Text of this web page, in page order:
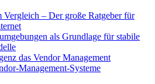
Vergleich – Der große Ratgeber für
als Grundlage für stabile
das Vendor Management
Management-Systeme